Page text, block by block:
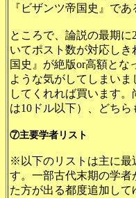
『ビザンツ帝国史』で
ところで、論説の最期
いてポスト数が対応し
国史』が絶版or高額と
ような気がしてしまい
してくれれば買います
は10ドル以下）、どち
⑦主要学者リスト
※以下のリストは主に最
す。一部古代末期の学
た方が出る都度追加し